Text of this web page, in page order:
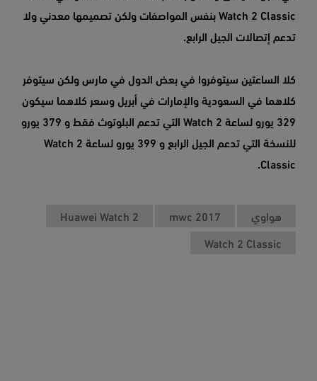
Watch 2 Classic بنفس المواصفات ولكن تصميمها معدني ولا
تدعم إتصالات الجيل الرابع.
كلا الساعتين سيتوفروا في بعض الدول في مارس ولكن سيتوفر
كلاهما في السعودية والإمارات في أبريل وسعر كلاهما سيكون
329 يورو لساعة Watch 2 التي تدعم البلوتوث فقط و 379 يورو
للنسخة التي تدعم الجيل الرابع و 399 يورو لساعة Watch 2
Classic.
هواوي mwc 2017
Huawei Watch 2
Watch 2 Classic